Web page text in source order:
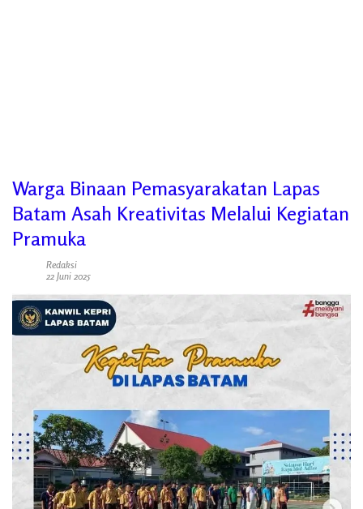
Warga Binaan Pemasyarakatan Lapas
Batam Asah Kreativitas Melalui Kegiatan
Pramuka
Redaksi
22 Juni 2025